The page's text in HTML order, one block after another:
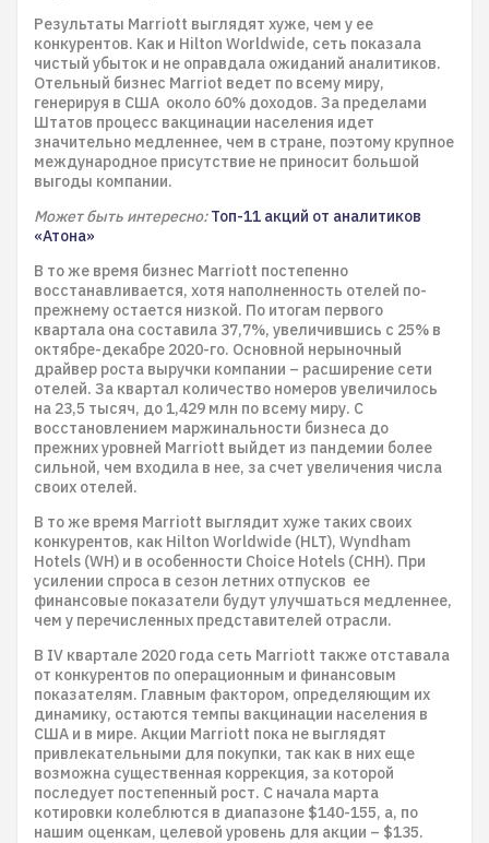
Результаты Marriott выглядят хуже, чем у ее
конкурентов. Как и Hilton Worldwide, сеть показала
чистый убыток и не оправдала ожиданий аналитиков.
Отельный бизнес Marriot ведет по всему миру,
генерируя в США около 60% доходов. За пределами
Штатов процесс вакцинации населения идет
значительно медленнее, чем в стране, поэтому крупное
международное присутствие не приносит большой
выгоды компании.
Может быть интересно:Топ-11 акций от аналитиков
«Атона»
В то же время бизнес Marriott постепенно
восстанавливается, хотя наполненность отелей по-
прежнему остается низкой. По итогам первого
квартала она составила 37,7%, увеличившись с 25% в
октябре-декабре 2020-го. Основной нерыночный
драйвер роста выручки компании – расширение сети
отелей. За квартал количество номеров увеличилось
на 23,5 тысяч, до 1,429 млн по всему миру. С
восстановлением маржинальности бизнеса до
прежних уровней Marriott выйдет из пандемии более
сильной, чем входила в нее, за счет увеличения числа
своих отелей.
В то же время Marriott выглядит хуже таких своих
конкурентов, как Hilton Worldwide (HLT), Wyndham
Hotels (WH) и в особенности Choice Hotels (CHH). При
усилении спроса в сезон летних отпусков ее
финансовые показатели будут улучшаться медленнее,
чем у перечисленных представителей отрасли.
В IV квартале 2020 года сеть Marriott также отставала
от конкурентов по операционным и финансовым
показателям. Главным фактором, определяющим их
динамику, остаются темпы вакцинации населения в
США и в мире. Акции Marriott пока не выглядят
привлекательными для покупки, так как в них еще
возможна существенная коррекция, за которой
последует постепенный рост. С начала марта
котировки колеблются в диапазоне $140-155, а, по
нашим оценкам, целевой уровень для акции – $135.